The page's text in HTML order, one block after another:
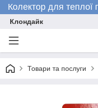
Колектор для теплої
Клондайк
Товари та послуги